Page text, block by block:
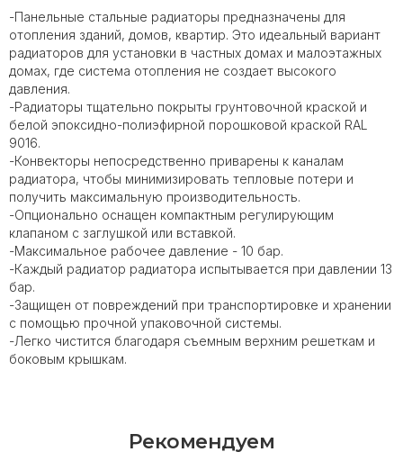
-Панельные стальные радиаторы предназначены для
отопления зданий, домов, квартир. Это идеальный вариант
радиаторов для установки в частных домах и малоэтажных
домах, где система отопления не создает высокого
давления.
-Радиаторы тщательно покрыты грунтовочной краской и
белой эпоксидно-полиэфирной порошковой краской RAL
9016.
-Конвекторы непосредственно приварены к каналам
радиатора, чтобы минимизировать тепловые потери и
получить максимальную производительность.
-Опционально оснащен компактным регулирующим
клапаном с заглушкой или вставкой.
-Максимальное рабочее давление - 10 бар.
-Каждый радиатор радиатора испытывается при давлении 13
бар.
-Защищен от повреждений при транспортировке и хранении
с помощью прочной упаковочной системы.
-Легко чистится благодаря съемным верхним решеткам и
боковым крышкам.
Рекомендуем